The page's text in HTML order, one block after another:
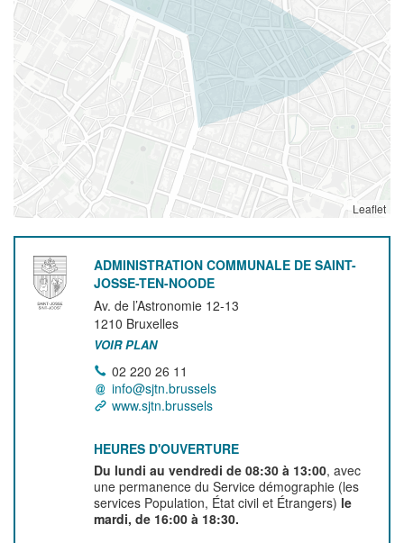
Leaflet
ADMINISTRATION COMMUNALE DE SAINT-
JOSSE-TEN-NOODE
Av. de l’Astronomie 12-13
1210 Bruxelles
VOIR PLAN
02 220 26 11
info@sjtn.brussels
www.sjtn.brussels
HEURES D'OUVERTURE
Du lundi au vendredi de 08:30 à 13:00, avec
une permanence du Service démographie (les
services Population, État civil et Étrangers) le
mardi, de 16:00 à 18:30.